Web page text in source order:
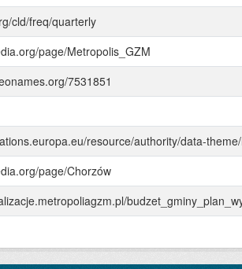
cld/freq/quarterly
page/Metropolis_GZM
7531851
resource/authority/data-
page/Chorzów